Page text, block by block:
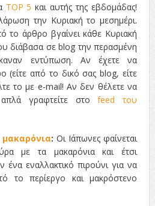
TOP 5 και αυτής της εβδομάδας!
την Κυριακή το μεσημέρι.
το άρθρο βγαίνει κάθε Κυριακή
διάβασα σε blog την περασμένη
εντύπωση. Αν έχετε να
(είτε από το δικό σας blog, είτε
το με e-mail! Αν δεν θέλετε να
γραφτείτε στοfeed του
μακαρόνια: Οι Ιάπωνες φαίνεται
με τα μακαρόνια και έτσι
ένα εναλλακτικό πιρούνι για να
το περίεργο και μακρόστενο